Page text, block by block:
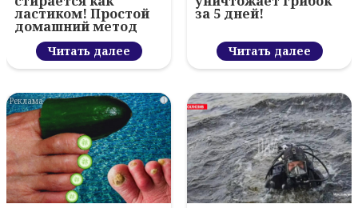
ластиком! Простой
домашний метод
Читать далее
за 5 дней!
Читать далее
i